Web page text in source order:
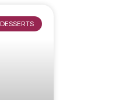
DESSERTS